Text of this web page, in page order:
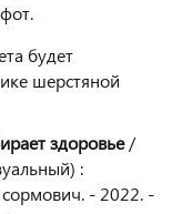
будет
шерстяной
здоровье/
:
- 2022. -